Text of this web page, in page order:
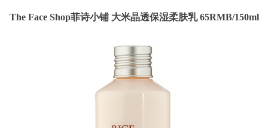
The Face Shop菲诗小铺 大米晶透保湿柔肤乳 65RMB/150ml